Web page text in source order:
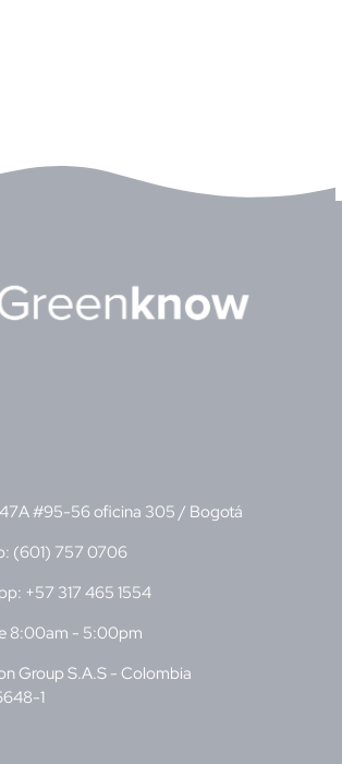
#95-56 oficina 305 / Bogotá
(601) 757 0706
+57 317 465 1554
8:00am - 5:00pm
Group S.A.S - Colombia
1